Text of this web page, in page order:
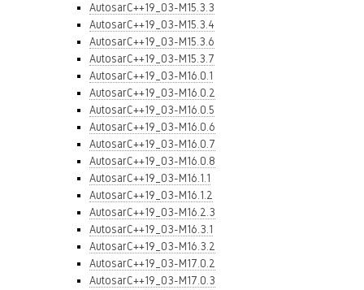
AutosarC++19_03-M15.3.3
AutosarC++19_03-M15.3.4
AutosarC++19_03-M15.3.6
AutosarC++19_03-M15.3.7
AutosarC++19_03-M16.0.1
AutosarC++19_03-M16.0.2
AutosarC++19_03-M16.0.5
AutosarC++19_03-M16.0.6
AutosarC++19_03-M16.0.7
AutosarC++19_03-M16.0.8
AutosarC++19_03-M16.1.1
AutosarC++19_03-M16.1.2
AutosarC++19_03-M16.2.3
AutosarC++19_03-M16.3.1
AutosarC++19_03-M16.3.2
AutosarC++19_03-M17.0.2
AutosarC++19_03-M17.0.3